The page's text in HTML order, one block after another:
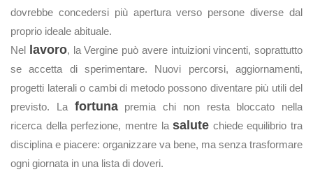
dovrebbe concedersi più apertura verso persone diverse dal
proprio ideale abituale.
Nel lavoro, la Vergine può avere intuizioni vincenti, soprattutto
se accetta di sperimentare. Nuovi percorsi, aggiornamenti,
progetti laterali o cambi di metodo possono diventare più utili del
previsto. La fortunapremia chi non resta bloccato nella
ricerca della perfezione, mentre lasalute chiede equilibrio tra
disciplina e piacere: organizzare va bene, ma senza trasformare
ogni giornata in una lista di doveri.